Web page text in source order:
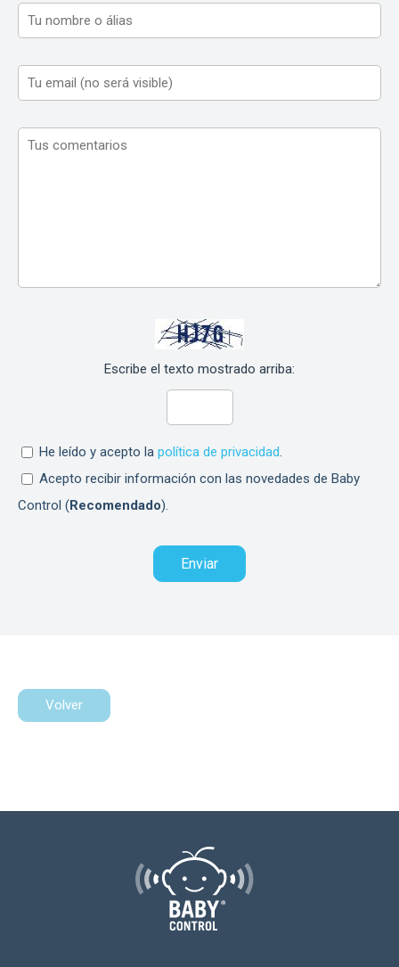
Escribe el texto mostrado arriba:
He leído y acepto la política de privacidad
Acepto recibir información con las novedades de Baby
Control (Recomendado).
Volver